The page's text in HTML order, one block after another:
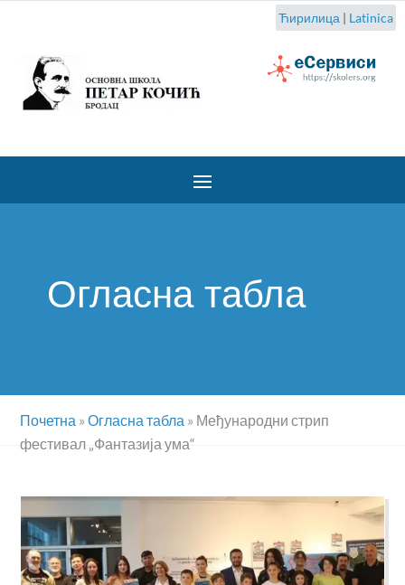
Ћирилица | Latinica
Огласна табла
Почетна »Огласна табла » Међународни стрип
фестивал „Фантазија ума“